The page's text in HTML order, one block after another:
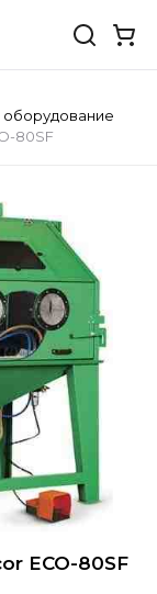
80SF
ECO-80SF